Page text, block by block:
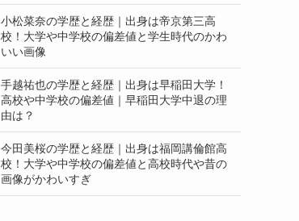
小松菜奈の学歴と経歴｜出身は帝京第三高
校！大学や中学校の偏差値と学生時代のかわ
いい画像
手越祐也の学歴と経歴｜出身は早稲田大学！
高校や中学校の偏差値｜早稲田大学中退の理
由は？
今田美桜の学歴と経歴｜出身は福岡講倫館高
校！大学や中学校の偏差値と高校時代や昔の
画像がかわいすぎ